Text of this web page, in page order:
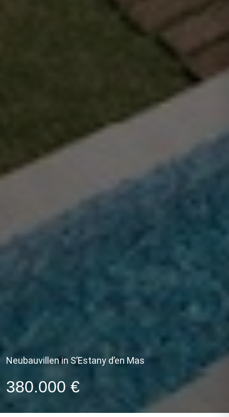
Neubauvillen in S’Estany d’en Mas
380.000 €